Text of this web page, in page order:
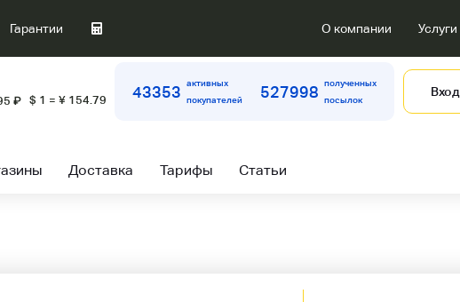
Гарантии О компании Услуги
₽ $ 1 = ¥ 154.79 43353
активных
покупателей
527998
полученных
посылок
Вход
Доставка Тарифы Статьи